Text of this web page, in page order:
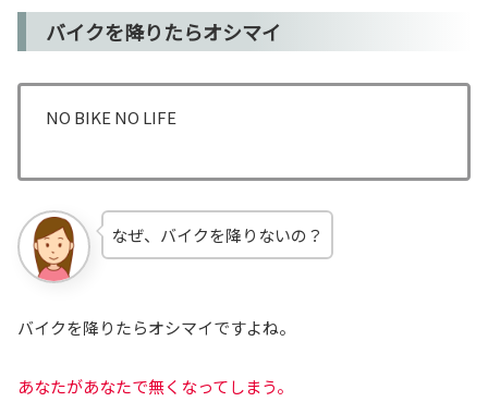
バイクを降りたらオシマイ
NO BIKE NO LIFE
なぜ、バイクを降りないの？
バイクを降りたらオシマイですよね。
あなたがあなたで無くなってしまう。